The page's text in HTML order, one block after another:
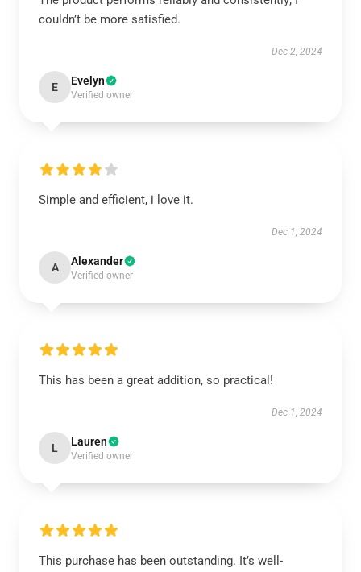
couldn’t be more satisfied.
Dec 2, 2024
E Evelyn
Verified owner
Simple and efficient, i love it.
Dec 1, 2024
A Alexander
Verified owner
This has been a great addition, so practical!
Dec 1, 2024
L Lauren
Verified owner
This purchase has been outstanding. It’s well-